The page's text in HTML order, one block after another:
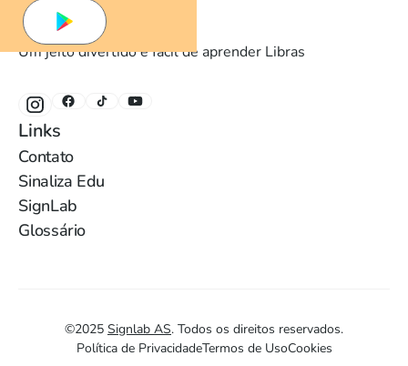
Um jeito divertido e fácil de aprender Libras
Links
Contato
Sinaliza Edu
SignLab
Glossário
©2025 Signlab AS. Todos os direitos reservados.
Política de PrivacidadeTermos de UsoCookies